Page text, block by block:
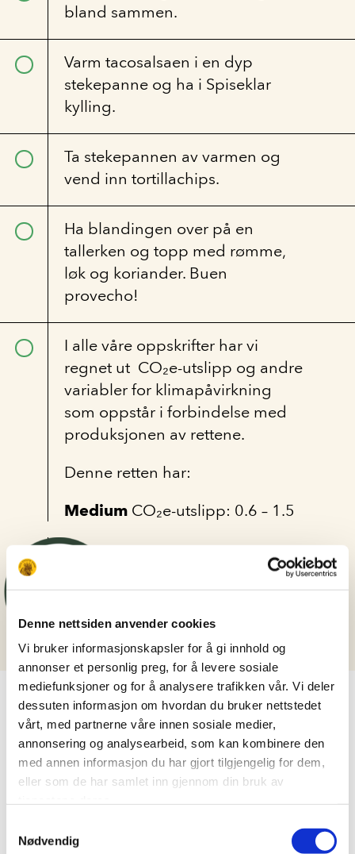
Denne nettsiden anvender cookies
Vi bruker informasjonskapsler for å gi innhold og
annonser et personlig preg, for å levere sosiale
mediefunksjoner og for å analysere trafikken vår. Vi deler
dessuten informasjon om hvordan du bruker nettstedet
vårt, med partnerne våre innen sosiale medier,
annonsering og analysearbeid, som kan kombinere den
med annen informasjon du har gjort tilgjengelig for dem,
eller som de har samlet inn gjennom din bruk av
Nødvendig
bland sammen.
Varm tacosalsaen i en dyp
stekepanne og ha i Spiseklar
kylling.
Ta stekepannen av varmen og
vend inn tortillachips.
Ha blandingen over på en
tallerken og topp med rømme,
løk og koriander. Buen
provecho!
I alle våre oppskrifter har vi
regnet ut CO₂e-utslipp og andre
variabler for klimapåvirkning
som oppstår i forbindelse med
produksjonen av rettene.
Denne retten har:
Medium CO₂e-utslipp: 0.6 – 1.5
LIKNENDE OPPSKRIFT